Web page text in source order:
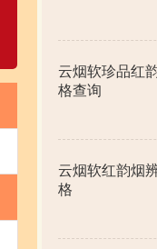
云烟软珍品红
格查询
云烟软红韵烟
格